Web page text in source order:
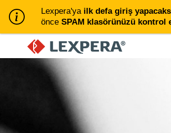
Lexpera'ya ilk defa giriş
önce SPAM klasörünüzü kontrol